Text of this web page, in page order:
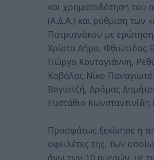
και χρηματοδότηση του
(Α.Δ.Α.) και ρύθμιση των
Πατριανάκου με
Χρίστο Δήμα,
Γιώργο Κοντογιάννη,
Καβάλας Νίκο
Βογιατζή, Δράμας
Ευστάθιο
Προσφάτως ξεκίνησε η
οφειλέτες της, των